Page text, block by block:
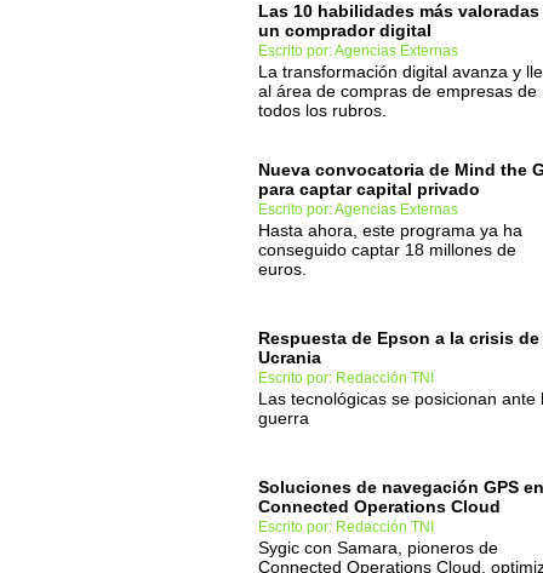
Las 10 habilidades más valoradas
un comprador digital
Escrito por: Agencias Externas
La transformación digital avanza y
al área de compras de empresas de
todos los rubros.
Nueva convocatoria de Mind the
para captar capital privado
Escrito por: Agencias Externas
Hasta ahora, este programa ya ha
conseguido captar 18 millones de
euros.
Respuesta de Epson a la crisis de
Ucrania
Escrito por: Redacción TNI
Las tecnológicas se posicionan ante
guerra
Soluciones de navegación GPS en
Connected Operations Cloud
Escrito por: Redacción TNI
Sygic con Samara, pioneros de
Connected Operations Cloud,